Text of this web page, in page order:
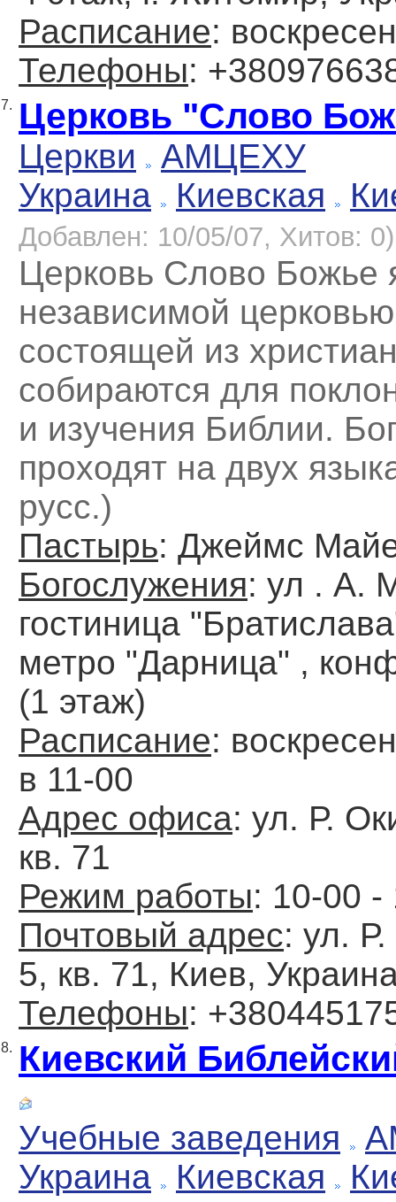
Расписание:
Телефоны:
7. Церковь "Слово
Церкви
АМЦЕХУ
Украина
Киевская
Добавлен: 10/05/07, Хитов: 0)
Церковь Слово Божье
независимой
состоящей из
собираются для
и изучения Библии.
проходят на двух
русс.)
Пастырь: Джеймс
Богослужения: ул . А.
гостиница
метро "Дарница" ,
(1 этаж)
Расписание:
в 11-00
Адрес офиса: ул. Р.
кв. 71
Режим работы: 10-00 -
Почтовый адрес: ул.
5, кв. 71, Киев,
Телефоны:
8. Киевский
Учебные заведения
Украина
Киевская